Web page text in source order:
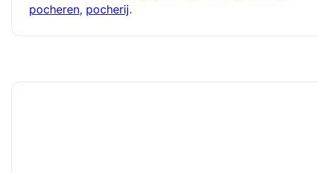
pocheren, pocherĳ.